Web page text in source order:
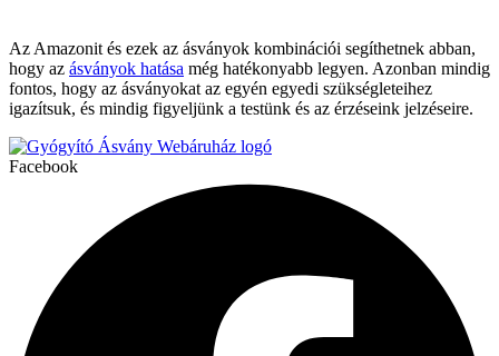
Az Amazonit és ezek az ásványok kombinációi segíthetnek abban,
hogy az ásványok hatása még hatékonyabb legyen. Azonban mindig
fontos, hogy az ásványokat az egyén egyedi szükségleteihez
igazítsuk, és mindig figyeljünk a testünk és az érzéseink jelzéseire.
Facebook